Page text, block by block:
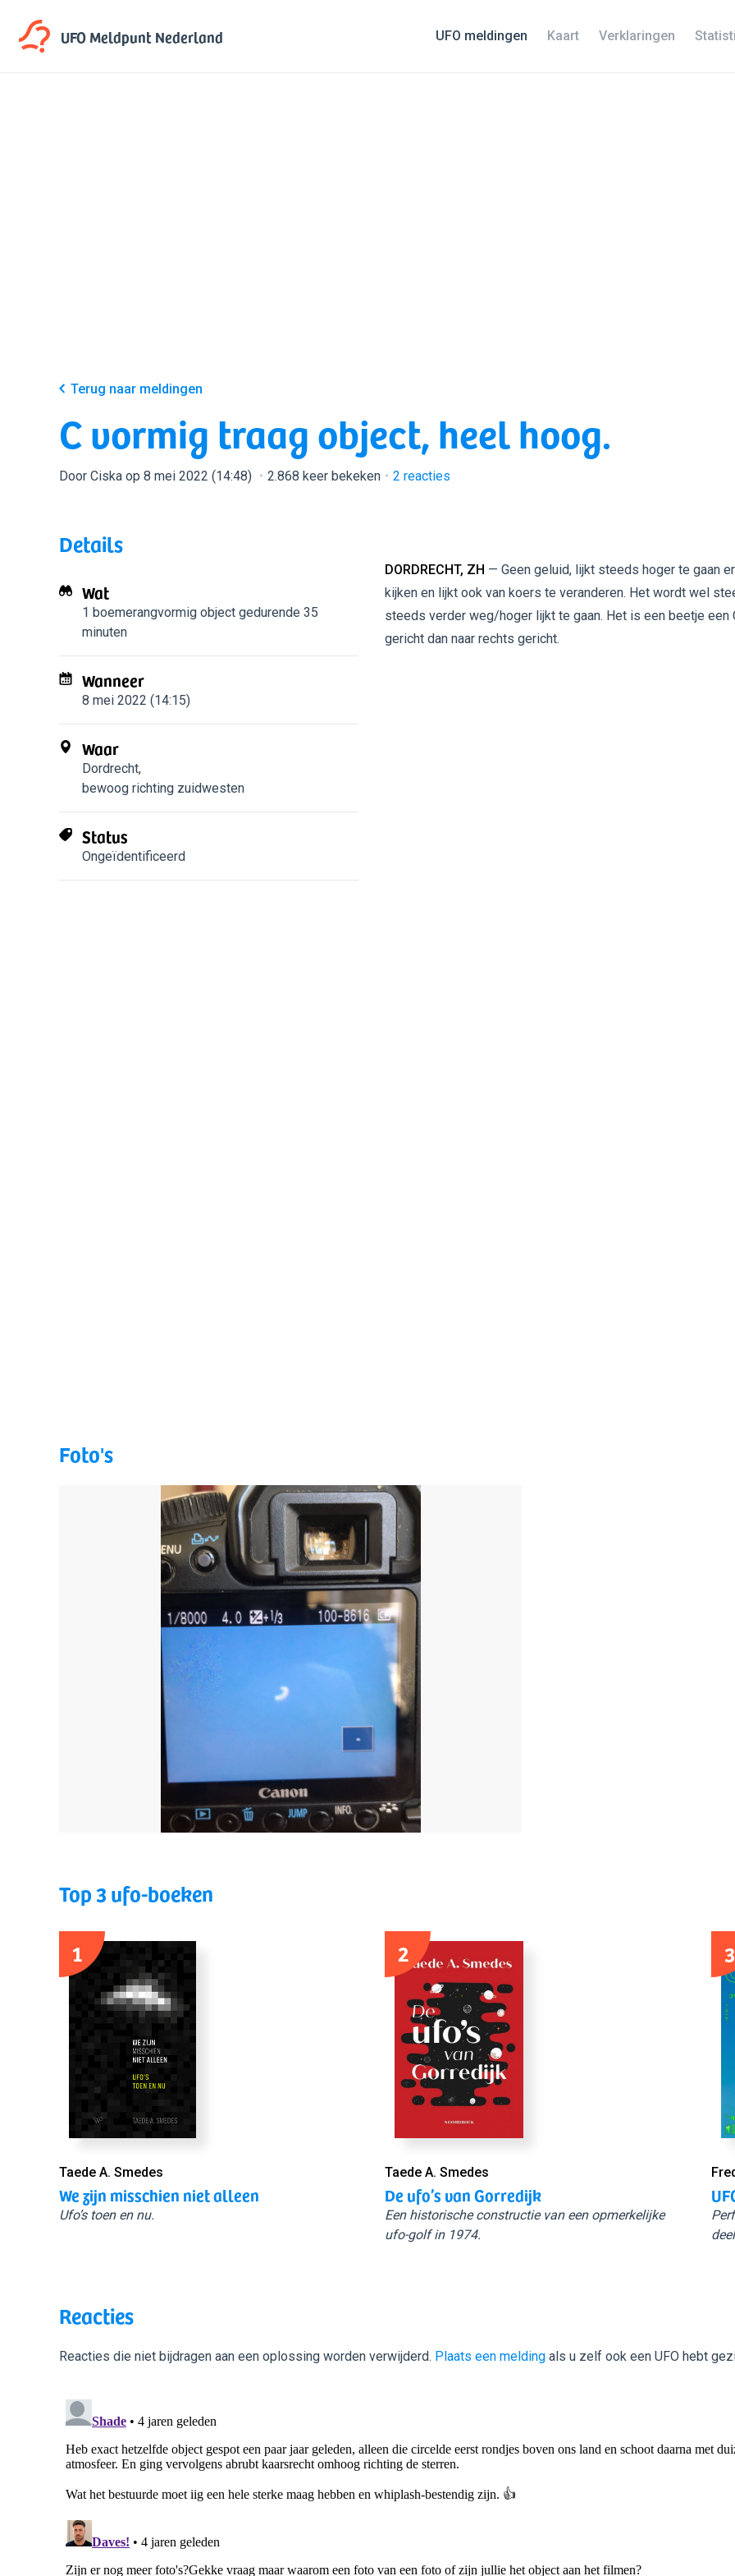
UFO MeldpuntNederland UFO meldingen Kaart Verklaringen
Terug naar meldingen
C vormig traag object, heel hoog.
Door Ciska op 8 mei 2022 (14:48) 2.868 keer bekeken 2 reacties
Details
Wat
1 boemerangvormig object gedurende 35
minuten
Wanneer
8 mei 2022 (14:15)
Waar
Dordrecht,
bewoog richting zuidwesten
Status
Ongeïdentificeerd
DORDRECHT, ZH — Geen geluid, lijkt steeds hoger te gaan
kijken en lijkt ook van koers te veranderen. Het wordt wel
steeds verder weg/hoger lijkt te gaan. Het is een beetje een
gericht dan naar rechts gericht.
Foto's
Top 3 ufo-boeken
1
Taede A. Smedes
We zijn misschien niet alleen
Ufo’s toen en nu.
2
Taede A. Smedes
De ufo’s van Gorredijk
Een historische constructie van een opmerkelijke
ufo-golf in 1974.
3
Reacties
Reacties die niet bijdragen aan een oplossing worden verwijderd. Plaats een melding als u zelf ook een UFO hebt